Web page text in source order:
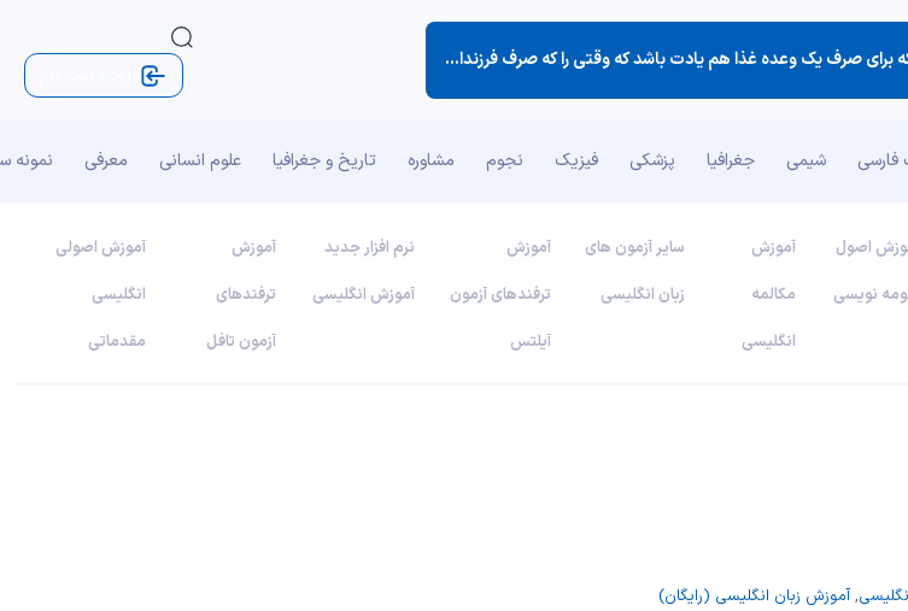
نگذار خودت و خانوده ات آنقدر غرق كار و تلاش شوید كه برای صرف یك وعده غذا هم یادت باشد كه وقتی را كه صرف فرزندانت می كنی هرگزهدر نمی رود. - اچ جکسون براون (کتاب نکته‌های
فارسی شیمی جغرافیا پزشکی فیزیک نجوم مشاوره تاریخ و جغرافیا علوم انسانی معرفی نمونه
اصول
نویسی
آموزش
مکالمه
انگلیسی
سایر آزمون های
زبان انگلیسی
آموزش
ترفندهای آزمون
آیلتس
نرم افزار جدید
آموزش انگلیسی
آموزش
ترفندهای
آزمون تافل
آموزش اصولی
انگلیسی
مقدماتی
,آموزش زبان انگلیسی (رایگان)